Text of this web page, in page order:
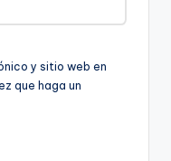
y sitio web en
que haga un